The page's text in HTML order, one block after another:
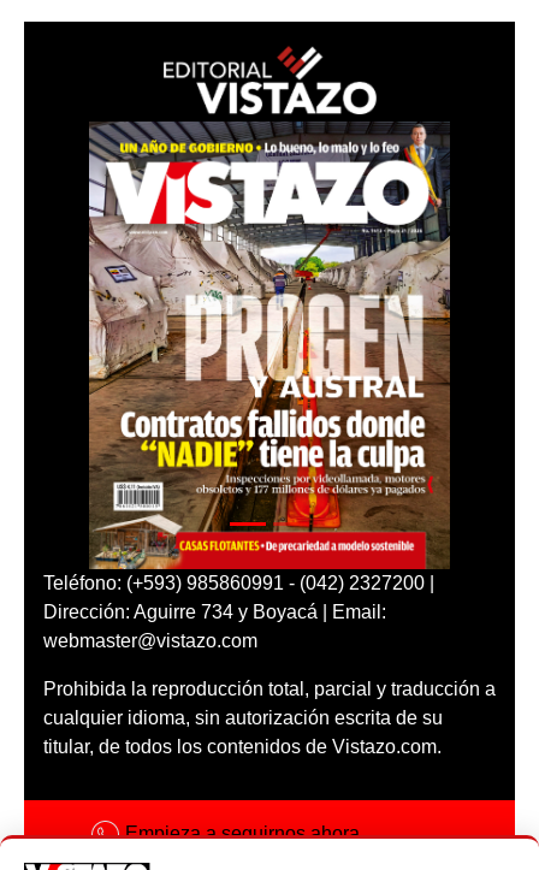
Teléfono: (+593) 985860991 - (042) 2327200 |
Dirección: Aguirre 734 y Boyacá | Email:
webmaster@vistazo.com
Prohibida la reproducción total, parcial y traducción a
cualquier idioma, sin autorización escrita de su
titular, de todos los contenidos de Vistazo.com.
Empieza a seguirnos ahora